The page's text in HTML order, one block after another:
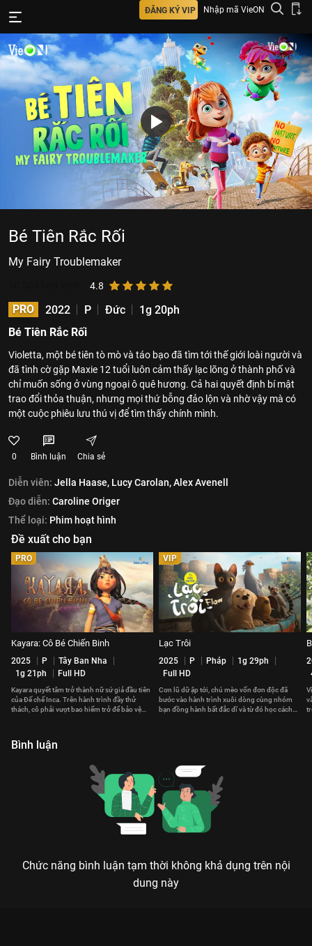
ĐĂNG KÝ VIP Nhập mã VieON
Bé Tiên Rắc Rối
My Fairy Troublemaker
4.8
PRO 2022 P Đức
1g 20ph
Bé Tiên Rắc Rối
Violetta, một bé tiên tò mò và táo bạo đã tìm tới thế giới loài người và
đã tình cờ gặp Maxie 12 tuổi luôn cảm thấy lạc lõng ở thành phố và
chỉ muốn sống ở vùng ngoại ô quê hương. Cả hai quyết định bí mật
trao đổi thỏa thuận, nhưng mọi thứ bỗng đảo lộn và nhờ vậy mà có
một cuộc phiêu lưu thú vị để tìm thấy chính mình.
0 Bình luận Chia sẻ
Diễn viên: Jella Haase, Lucy Carolan,Alex Avenell
Đạo diễn: Caroline Origer
Thể loại: Phim hoạt hình
Đề xuất cho bạn
PRO
Kayara: Cô Bé Chiến Binh
2025 P
Tây Ban Nha
1g 21ph
Full HD
Kayara quyết tâm trở thành nữ sứ giả đầu tiên
của Đế chế Inca. Trên hành trình đầy thử
thách, cô phải vượt bao hiểm trở để bảo vệ
VIP
Lạc Trôi
2025 P Pháp
1g 29ph
Full HD
Cơn lũ dữ ập tới, chú mèo vốn đơn độc đã
bước vào hành trình xuôi dòng cùng nhóm
bạn đồng hành bất đắc dĩ và từ đó học cách
Bình luận
Chức năng bình luận tạm thời không khả dụng trên nội
dung này